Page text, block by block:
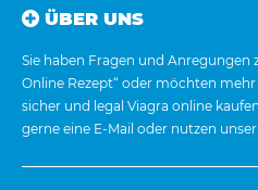
ÜBER UNS
Sie haben Fragen und Anregungen
Online Rezept“ oder möchten
sicher und legal Viagra online
gerne eine E-Mail oder nutzen